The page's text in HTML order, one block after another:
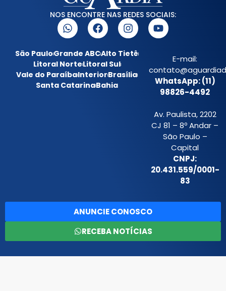
NOS ENCONTRE NAS REDES SOCIAIS:
São PauloGrande ABCAlto Tietê
Litoral NorteLitoral Sul
Vale do ParaíbaInteriorBrasília
Santa CatarinaBahia
E-mail:
WhatsApp: (11)
98826-4492
Av. Paulista, 2202
CJ 81 – 8º Andar –
São Paulo –
Capital
CNPJ:
20.431.559/0001-
83
ANUNCIE CONOSCO
RECEBA NOTÍCIAS